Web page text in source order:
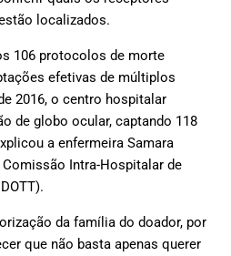
localizados.
106 protocolos de morte
efetivas de múltiplos
2016, o centro hospitalar
de globo ocular, captando 118
a enfermeira Samara
Intra-Hospitalar de
da família do doador, por
que não basta apenas querer